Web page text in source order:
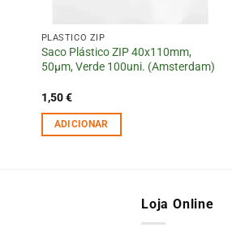
PLÁSTICO ZIP
Saco Plástico ZIP 40x110mm,
50µm, Verde 100uni. (Amsterdam)
1,50€
ADICIONAR
Loja Online